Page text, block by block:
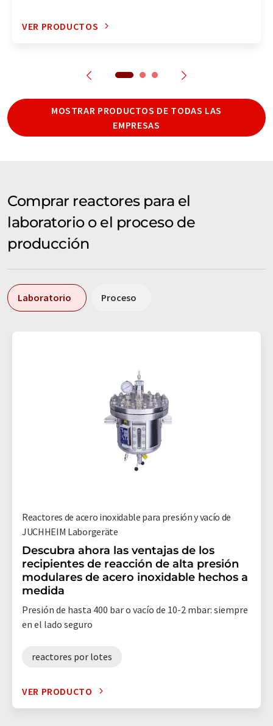
VER PRODUCTOS
MOSTRAR PRODUCTOS DE TODAS LAS
EMPRESAS
Comprar reactores para el
laboratorio o el proceso de
producción
Laboratorio Proceso
Reactores de acero inoxidable para presión y vacío de
JUCHHEIM Laborgeräte
Descubra ahora las ventajas de los
recipientes de reacción de alta presión
modulares de acero inoxidable hechos a
medida
Presión de hasta 400 bar o vacío de 10-2 mbar: siempre
en el lado seguro
reactores por lotes
VER PRODUCTO